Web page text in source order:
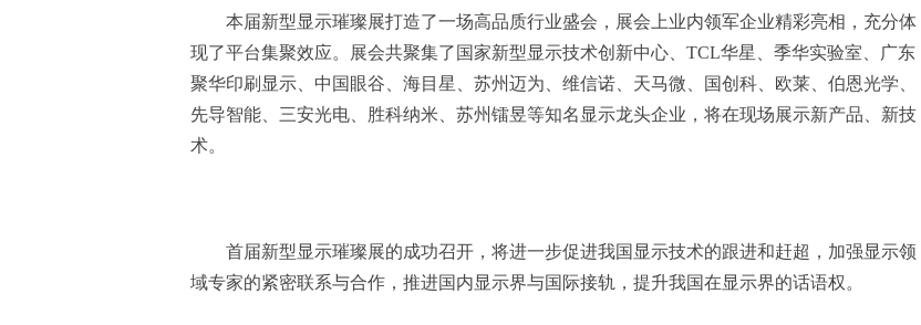
本届新型显示璀璨展打造了一场高品质行业盛会，展会上业内领军企业精彩亮相，充分体
现了平台集聚效应。展会共聚集了国家新型显示技术创新中心、TCL华星、季华实验室、广东
聚华印刷显示、中国眼谷、海目星、苏州迈为、维信诺、天马微、国创科、欧莱、伯恩光学、
先导智能、三安光电、胜科纳米、苏州镭昱等知名显示龙头企业，将在现场展示新产品、新技
术。
首届新型显示璀璨展的成功召开，将进一步促进我国显示技术的跟进和赶超，加强显示领
域专家的紧密联系与合作，推进国内显示界与国际接轨，提升我国在显示界的话语权。